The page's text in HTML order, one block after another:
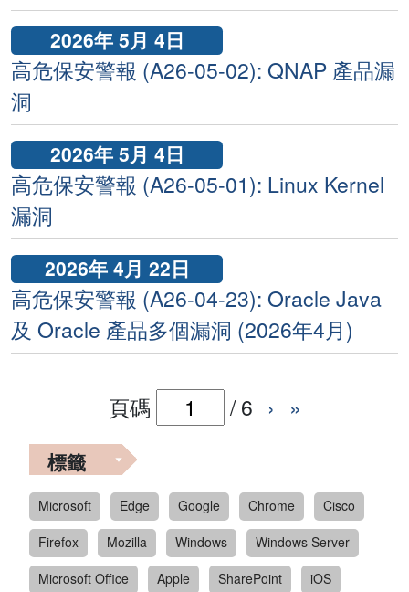
2026年 5月 4日
高危保安警報 (A26-05-02): QNAP 產品漏
洞
2026年 5月 4日
高危保安警報 (A26-05-01): Linux Kernel
漏洞
2026年 4月 22日
高危保安警報 (A26-04-23): Oracle Java
及 Oracle 產品多個漏洞 (2026年4月)
頁碼 /6 › »
標籤
Microsoft Edge Google Chrome
Cisco
Firefox
Mozilla Windows
Windows Server
Microsoft Office
Apple SharePoint
iOS